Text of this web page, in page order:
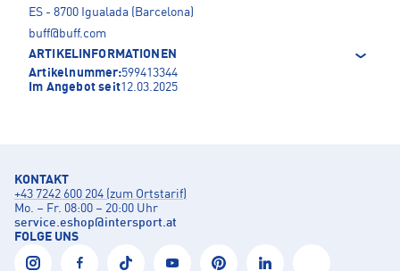
ES - 8700 Igualada (Barcelona)
buff@buff.com
ARTIKELINFORMATIONEN
Artikelnummer:599413344
Im Angebot seit12.03.2025
KONTAKT
+43 7242 600 204 (zum Ortstarif)
Mo. – Fr. 08:00 – 20:00 Uhr
service.eshop@intersport.at
FOLGE UNS